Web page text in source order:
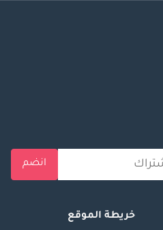
انضم
خريطة الموقع